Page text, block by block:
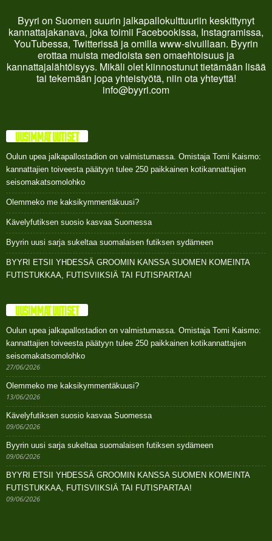
Byyri on Suomen suurin jalkapallokulttuuriin keskittynyt
kannattajakanava, joka toimii Facebookissa, Instagramissa,
YouTubessa, Twitterissä ja omilla www-sivuillaan. Byyrin
erottaa muista medioista sen omaehtoisuus ja
kannattajalähtöisyys. Mikäli olet kiinnostunut tietämään lisää
tai tekemään jopa yhteistyötä, niin ota yhteyttä!
info@byyri.com
UUSIMMAT UUTISET
Oulun upea jalkapallostadion on valmistumassa. Omistaja Tomi Kaismo:
kannattajien toiveesta päätyyn tulee 250 paikkainen kotikannattajien
seisomakatsomolohko
Olemmeko me kaksikymmentäkuusi?
Kävelyfutiksen suosio kasvaa Suomessa
Byyrin uusi sarja sukeltaa suomalaisen futiksen sydämeen
BYYRI ETSII YHDESSÄ GROOMIN KANSSA SUOMEN KOMEINTA
FUTISTUKKAA, FUTISVIIKSIÄ TAI FUTISPARTAA!
UUSIMMAT UUTISET
Oulun upea jalkapallostadion on valmistumassa. Omistaja Tomi Kaismo:
kannattajien toiveesta päätyyn tulee 250 paikkainen kotikannattajien
seisomakatsomolohko
27/06/2026
Olemmeko me kaksikymmentäkuusi?
13/06/2026
Kävelyfutiksen suosio kasvaa Suomessa
09/06/2026
Byyrin uusi sarja sukeltaa suomalaisen futiksen sydämeen
09/06/2026
BYYRI ETSII YHDESSÄ GROOMIN KANSSA SUOMEN KOMEINTA
FUTISTUKKAA, FUTISVIIKSIÄ TAI FUTISPARTAA!
09/06/2026